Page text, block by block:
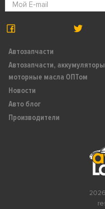
Автозапчасти
Автозапчасти,
моторные масла ОПТом
Новости
Авто блог
Производители